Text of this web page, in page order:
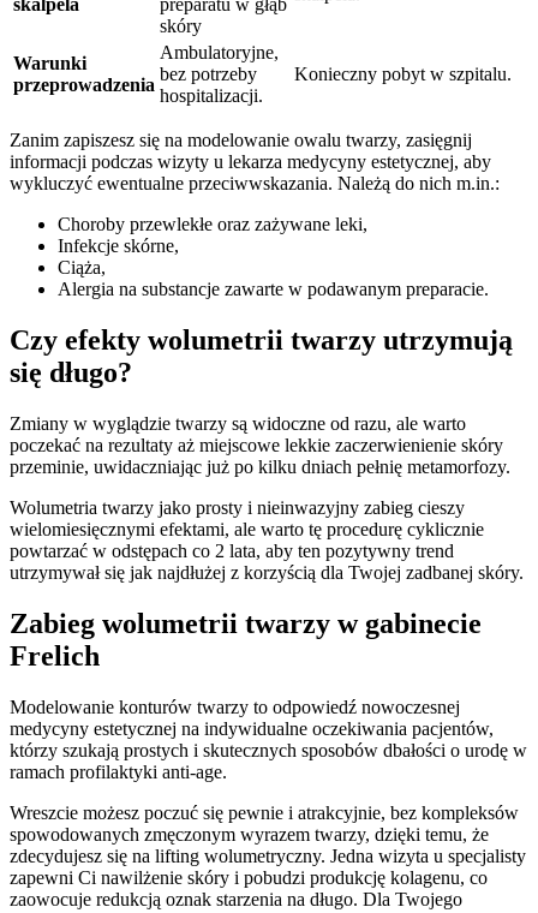
skalpela
preparatu w głąb
skóry
Warunki
przeprowadzenia
Ambulatoryjne,
bez potrzeby
hospitalizacji.
Konieczny pobyt w szpitalu.
Zanim zapiszesz się na modelowanie owalu twarzy, zasięgnij
informacji podczas wizyty u lekarza medycyny estetycznej, aby
wykluczyć ewentualne przeciwwskazania. Należą do nich m.in.:
Choroby przewlekłe oraz zażywane leki,
Infekcje skórne,
Ciąża,
Alergia na substancje zawarte w podawanym preparacie.
Czy efekty wolumetrii twarzy utrzymują
się długo?
Zmiany w wyglądzie twarzy są widoczne od razu, ale warto
poczekać na rezultaty aż miejscowe lekkie zaczerwienienie skóry
przeminie, uwidaczniając już po kilku dniach pełnię metamorfozy.
Wolumetria twarzy jako prosty i nieinwazyjny zabieg cieszy
wielomiesięcznymi efektami, ale warto tę procedurę cyklicznie
powtarzać w odstępach co 2 lata, aby ten pozytywny trend
utrzymywał się jak najdłużej z korzyścią dla Twojej zadbanej skóry.
Zabieg wolumetrii twarzy w gabinecie
Frelich
Modelowanie konturów twarzy to odpowiedź nowoczesnej
medycyny estetycznej na indywidualne oczekiwania pacjentów,
którzy szukają prostych i skutecznych sposobów dbałości o urodę w
ramach profilaktyki anti-age.
Wreszcie możesz poczuć się pewnie i atrakcyjnie, bez kompleksów
spowodowanych zmęczonym wyrazem twarzy, dzięki temu, że
zdecydujesz się na lifting wolumetryczny. Jedna wizyta u specjalisty
zapewni Ci nawilżenie skóry i pobudzi produkcję kolagenu, co
zaowocuje redukcją oznak starzenia na długo. Dla Twojego